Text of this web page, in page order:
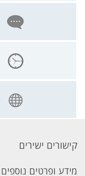
קישורים ישירים
מידע ופרטים נוספים